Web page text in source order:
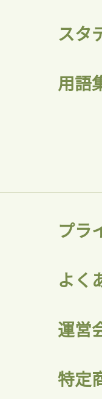
スタ
用語
プラ
よく
運営
特定